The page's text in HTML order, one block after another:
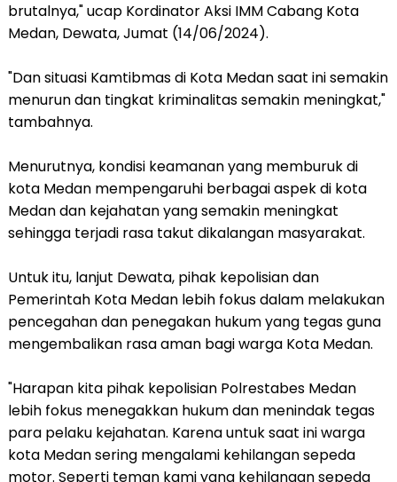
brutalnya," ucap Kordinator Aksi IMM Cabang Kota
Medan, Dewata, Jumat (14/06/2024).
"Dan situasi Kamtibmas di Kota Medan saat ini semakin
menurun dan tingkat kriminalitas semakin meningkat,"
tambahnya.
Menurutnya, kondisi keamanan yang memburuk di
kota Medan mempengaruhi berbagai aspek di kota
Medan dan kejahatan yang semakin meningkat
sehingga terjadi rasa takut dikalangan masyarakat.
Untuk itu, lanjut Dewata, pihak kepolisian dan
Pemerintah Kota Medan lebih fokus dalam melakukan
pencegahan dan penegakan hukum yang tegas guna
mengembalikan rasa aman bagi warga Kota Medan.
"Harapan kita pihak kepolisian Polrestabes Medan
lebih fokus menegakkan hukum dan menindak tegas
para pelaku kejahatan. Karena untuk saat ini warga
kota Medan sering mengalami kehilangan sepeda
motor. Seperti teman kami yang kehilangan sepeda